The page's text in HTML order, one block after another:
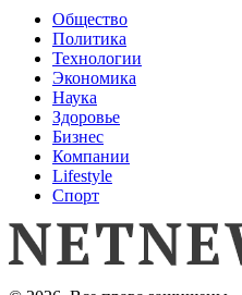
Общество
Политика
Технологии
Экономика
Наука
Здоровье
Бизнес
Компании
Lifestyle
Спорт